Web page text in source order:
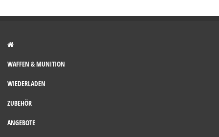
WAFFEN & MUNITION
WIEDERLADEN
ZUBEHÖR
ANGEBOTE